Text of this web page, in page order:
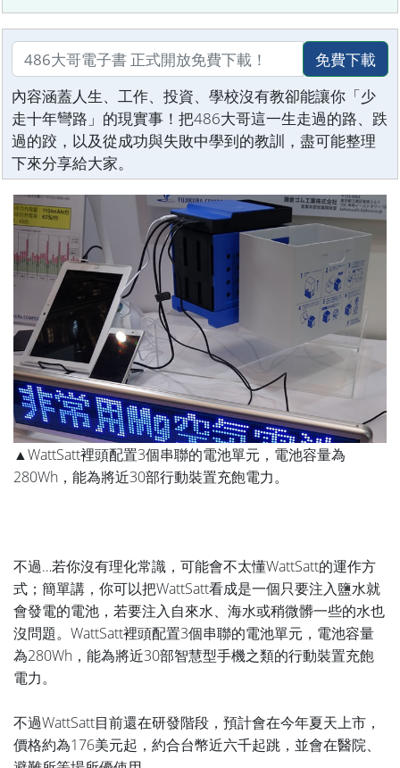
免費下載
內容涵蓋人生、工作、投資、學校沒有教卻能讓你「少
走十年彎路」的現實事！把486大哥這一生走過的路、跌
過的跤，以及從成功與失敗中學到的教訓，盡可能整理
下來分享給大家。
▲WattSatt裡頭配置3個串聯的電池單元，電池容量為
280Wh，能為將近30部行動裝置充飽電力。
不過…若你沒有理化常識，可能會不太懂WattSatt的運作方
式；簡單講，你可以把WattSatt看成是一個只要注入鹽水就
會發電的電池，若要注入自來水、海水或稍微髒一些的水也
沒問題。WattSatt裡頭配置3個串聯的電池單元，電池容量
為280Wh，能為將近30部智慧型手機之類的行動裝置充飽
電力。
不過WattSatt目前還在研發階段，預計會在今年夏天上市，
價格約為176美元起，約合台幣近六千起跳，並會在醫院、